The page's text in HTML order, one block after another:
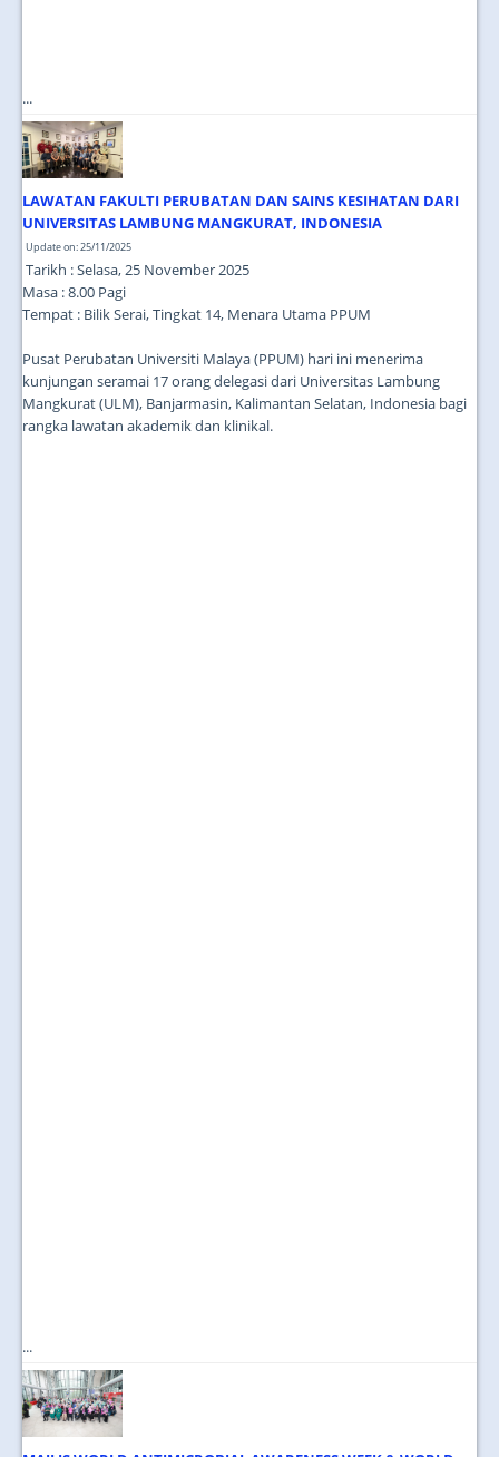
...
LAWATAN FAKULTI PERUBATAN DAN SAINS KESIHATAN DARI
UNIVERSITAS LAMBUNG MANGKURAT, INDONESIA
Update on: 25/11/2025
Tarikh : Selasa, 25 November 2025
Masa : 8.00 Pagi
Tempat : Bilik Serai, Tingkat 14, Menara Utama PPUM
Pusat Perubatan Universiti Malaya (PPUM) hari ini menerima
kunjungan seramai 17 orang delegasi dari Universitas Lambung
Mangkurat (ULM), Banjarmasin, Kalimantan Selatan, Indonesia bagi
rangka lawatan akademik dan klinikal.
...